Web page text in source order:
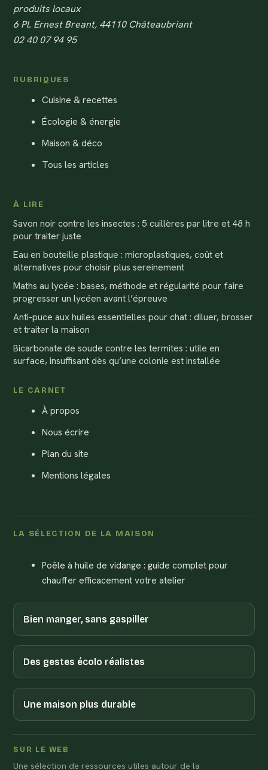
produits locaux
6 Pl. Ernest Breant, 44110 Châteaubriant
02 40 07 94 95
RUBRIQUES
Cuisine & recettes
Écologie & énergie
Maison & déco
Tous les articles
À LIRE
Savon noir contre les insectes : 5 cuillères par litre et 48 h
pour traiter juste
Eau en bouteille plastique : microplastiques, coût et
alternatives pour choisir plus sereinement
Maths au lycée : bases, méthode et régularité pour faire
progresser un lycéen avant l’épreuve
Anti-puce aux huiles essentielles pour chat : diluer, brosser
et traiter la maison
Bicarbonate de soude contre les termites : utile en
surface, insuffisant dès qu’une colonie est installée
LE CARNET
À propos
Nous écrire
Plan du site
Mentions légales
LA SÉLECTION DE LA MAISON
Poêle à huile de vidange : guide complet pour
chauffer efficacement votre atelier
Bien manger, sans gaspiller
Des gestes écolo réalistes
Une maison plus durable
SUR LE WEB
Une sélection de ressources utiles autour de la